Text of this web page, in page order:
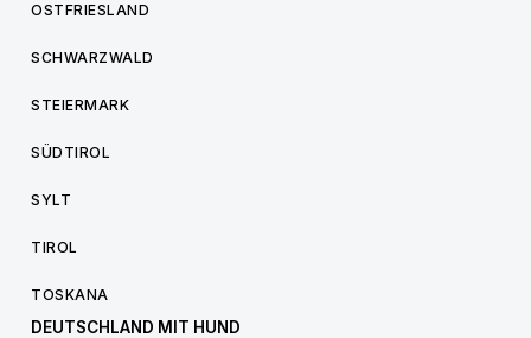
OSTFRIESLAND
SCHWARZWALD
STEIERMARK
SÜDTIROL
SYLT
TIROL
TOSKANA
DEUTSCHLAND MIT HUND